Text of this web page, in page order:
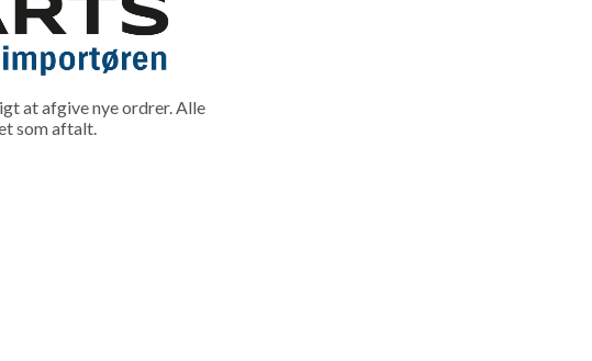
at afgive nye ordrer. Alle
som aftalt.